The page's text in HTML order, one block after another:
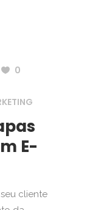
0
E-
cliente